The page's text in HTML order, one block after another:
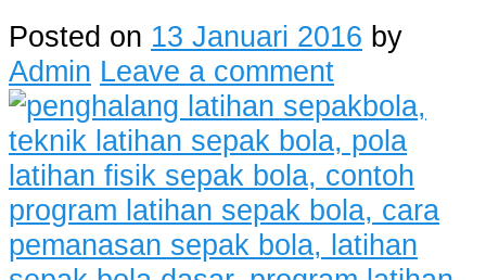
Posted on 13 Januari 2016 by
Admin Leave a comment